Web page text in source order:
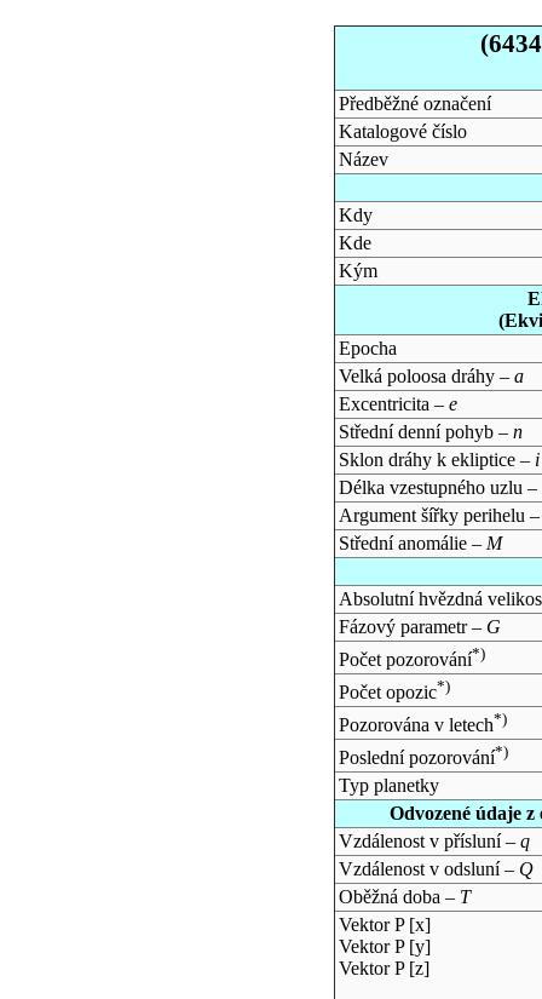
Předběžné označení
Katalogové číslo
Název
Kdy
Kde
Kým
Epocha
Velká poloosa dráhy – a
Excentricita – e
Střední denní pohyb – n
Sklon dráhy k ekliptice – i
Délka vzestupného uzlu –
Argument šířky perihelu
Střední anomálie – M
Absolutní hvězdná
Fázový parametr – G
Počet pozorování*)
Počet opozic*)
Pozorována v letech*)
Poslední pozorování*)
Typ planetky
Odvozené údaje
Vzdálenost v přísluní – q
Vzdálenost v odsluní – Q
Oběžná doba – T
Vektor P [x]
Vektor P [y]
Vektor P [z]